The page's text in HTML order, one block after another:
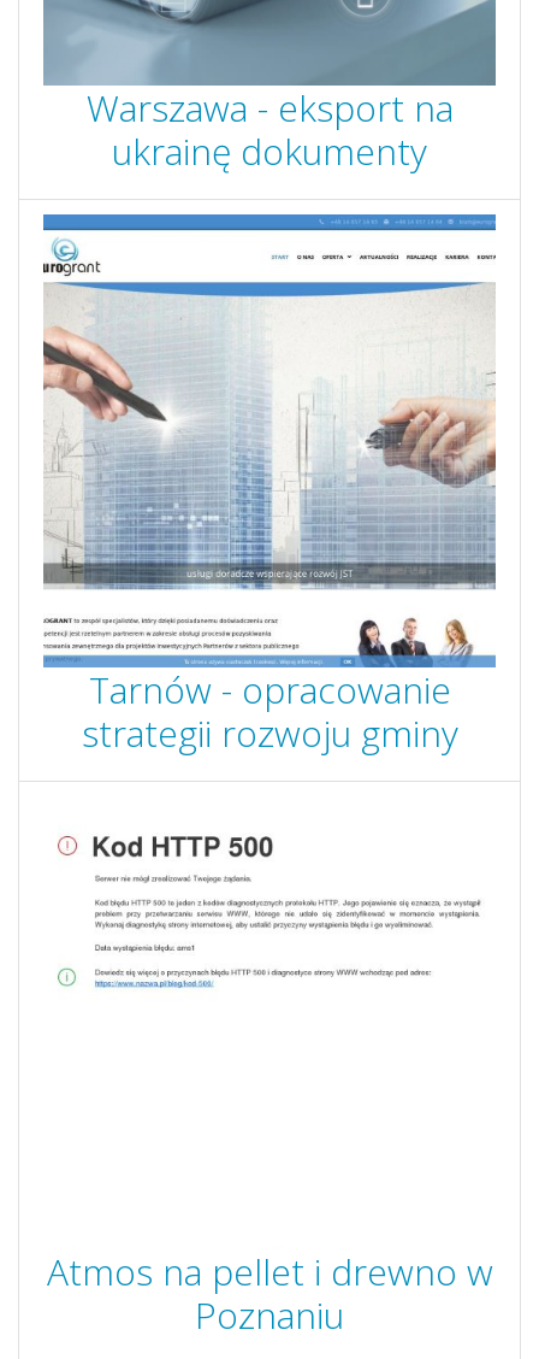
Warszawa - eksport na
ukrainę dokumenty
Tarnów - opracowanie
strategii rozwoju gminy
Atmos na pellet i drewno w
Poznaniu